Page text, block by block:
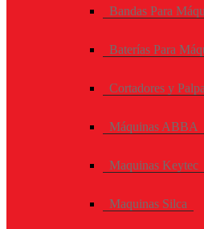
Bandas Para
Baterías Para
Cortadores y
Máquinas ABBA
Maquinas Keytec
Maquinas Silca